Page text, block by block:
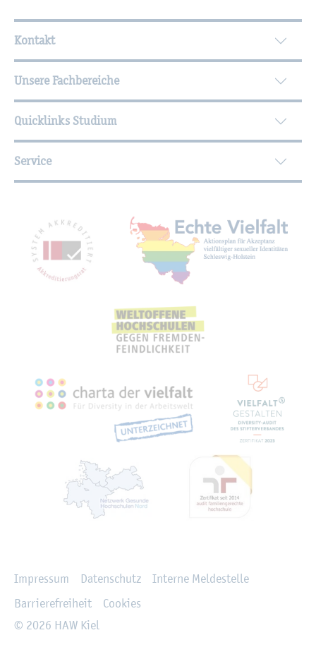
Wei­ter­füh­ren­de In­for­ma­tio­nen
Kontakt
Unsere Fachbereiche
Quicklinks Studium
Service
Mit­glied­schaf­ten,
Im­pres­sum Da­ten­schutz
In­ter­ne Mel­de­stel­le
Bar­rie­re­frei­heit
Coo­kies
© 2026 HAW Kiel